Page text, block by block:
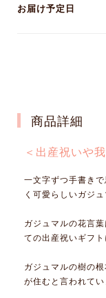
お届け予定日
商品詳細
＜出産祝いや
一文字ずつ手書き
く可愛らしいガジ
ガジュマルの花言
ての出産祝いギフト
ガジュマルの樹の
が住むと言われてい